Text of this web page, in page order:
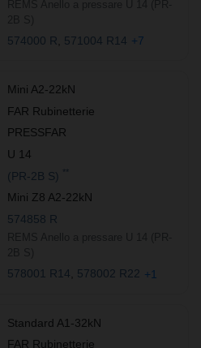
574000 R 571004 R14 +7
Mini A2-22kN
FAR Rubinetterie
PRESSFAR
U 14
(PR-2B S)
Mini Z8 A2-22kN
574858 R
578001 R14 578002 R22 +1
Standard A1-32kN
FAR Rubinetterie